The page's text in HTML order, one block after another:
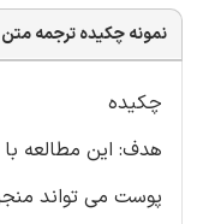
نمونه چکیده ترجمه
چکیده
هدف: این مطالعه
پوست می تواند